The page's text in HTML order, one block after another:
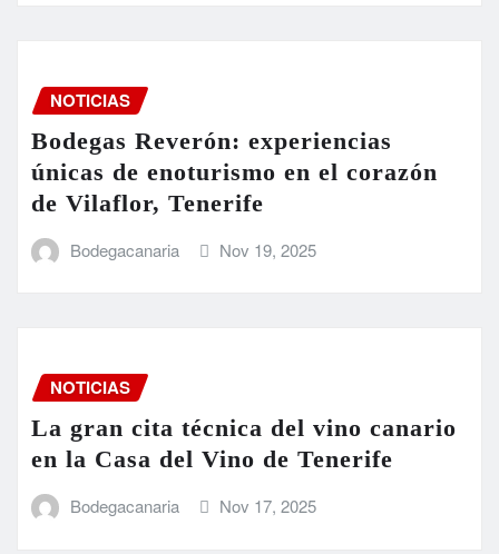
NOTICIAS
Bodegas Reverón: experiencias
únicas de enoturismo en el corazón
de Vilaflor, Tenerife
Bodegacanaria Nov 19, 2025
NOTICIAS
La gran cita técnica del vino canario
en la Casa del Vino de Tenerife
Bodegacanaria Nov 17, 2025